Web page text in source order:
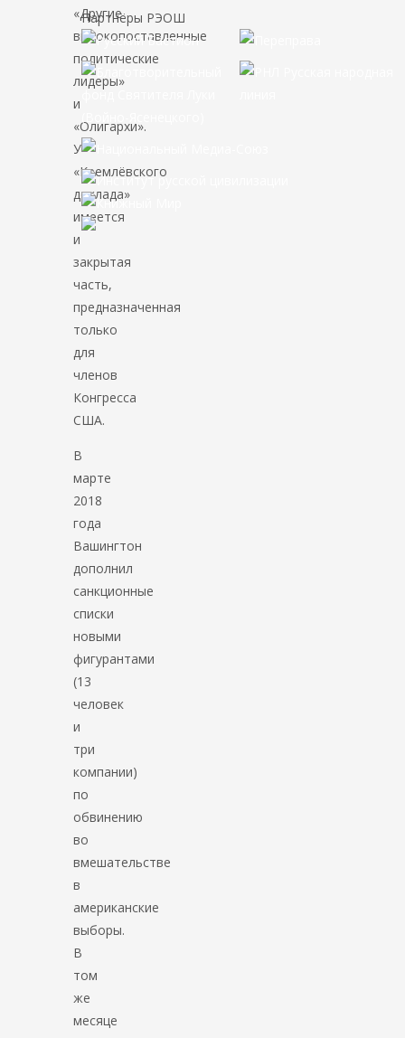
«Другие
высокопоставленные
политические
лидеры»
и
«Олигархи».
У
«Кремлёвского
доклада»
имеется
и
закрытая
часть,
предназначенная
только
для
членов
Конгресса
США.
В
марте
2018
года
Вашингтон
дополнил
санкционные
списки
новыми
фигурантами
(13
человек
и
три
компании)
по
обвинению
во
вмешательстве
в
американские
выборы.
В
том
же
месяце
Партнёры РЭОШ